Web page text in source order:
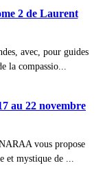
2 de Laurent
avec, pour guides
la compassio...
au 22 novembre
vous propose
et mystique de ...